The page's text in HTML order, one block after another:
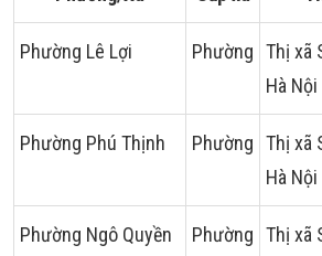
Phường Lê Lợi Phường Thị xã
Hà Nội
Phường Phú Thịnh Phường Thị xã
Hà Nội
Phường Ngô Quyền Phường Thị xã